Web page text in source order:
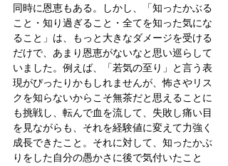
同時に恩恵もある。しかし、「知ったかぶる
こと・知り過ぎること・全てを知った気にな
ること」は、もっと大きなダメージを受ける
だけで、あまり恩恵がないなと思い巡らして
いました。例えば、「若気の至り」と言う表
現がぴったりかもしれませんが、怖さやリス
クを知らないからこそ無茶だと思えることに
も挑戦し、転んで血を流して、失敗し痛い目
を見ながらも、それを経験値に変えて力強く
成長できたこと。それに対して、知ったかぶ
りをした自分の愚かさに後で気付いたこと